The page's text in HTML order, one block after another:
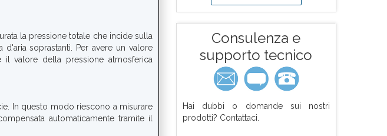
la pressione totale che incide sulla
soprastanti. Per avere un valore
valore della pressione atmosferica
In questo modo riescono a misurare
automaticamente tramite il
Consulenza e
supporto tecnico
Hai dubbi o domande sui nostri
prodotti? Contattaci.